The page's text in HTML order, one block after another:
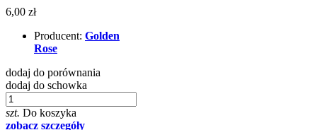
6,00 zł
Producent: Golden
Rose
dodaj do porównania
dodaj do schowka
szt. Do koszyka
zobacz szczegóły